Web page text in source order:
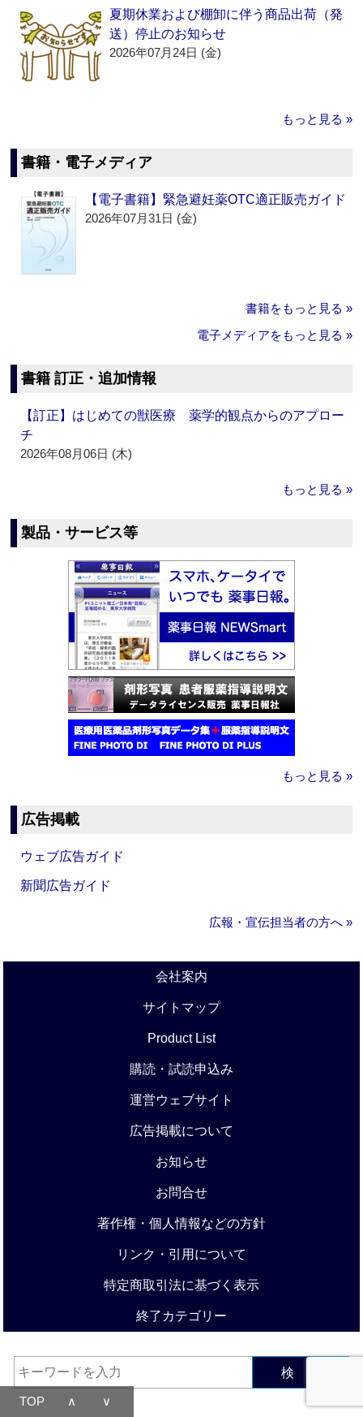
夏期休業および棚卸に伴う商品出荷（発
送）停止のお知らせ
2026年07月24日 (金)
もっと見る »
書籍・電子メディア
【電子書籍】緊急避妊薬OTC適正販売ガイド
2026年07月31日 (金)
書籍をもっと見る »
電子メディアをもっと見る »
書籍 訂正・追加情報
【訂正】はじめての獣医療 薬学的観点からのアプロー
チ
2026年08月06日 (木)
もっと見る »
製品・サービス等
もっと見る »
広告掲載
ウェブ広告ガイド
新聞広告ガイド
広報・宣伝担当者の方へ »
会社案内
サイトマップ
Product List
購読・試読申込み
運営ウェブサイト
広告掲載について
お知らせ
お問合せ
著作権・個人情報などの方針
リンク・引用について
特定商取引法に基づく表示
終了カテゴリー
検 索
TOP ∧ ∨